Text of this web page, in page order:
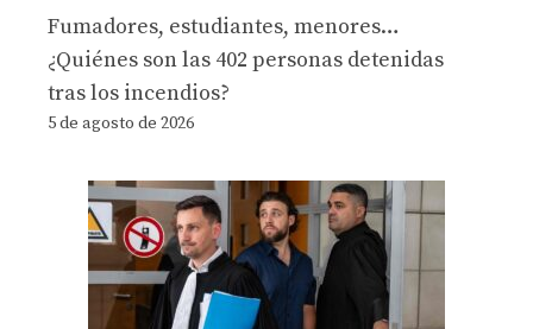
Fumadores, estudiantes, menores…
¿Quiénes son las 402 personas detenidas
tras los incendios?
5 de agosto de 2026